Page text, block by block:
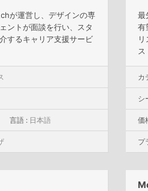
が運営し、デザインの専
ントが面談を行い、スタ
するキャリア支援サービ
言語 : 日本語
最
有
ス
カ
シ
価
プ